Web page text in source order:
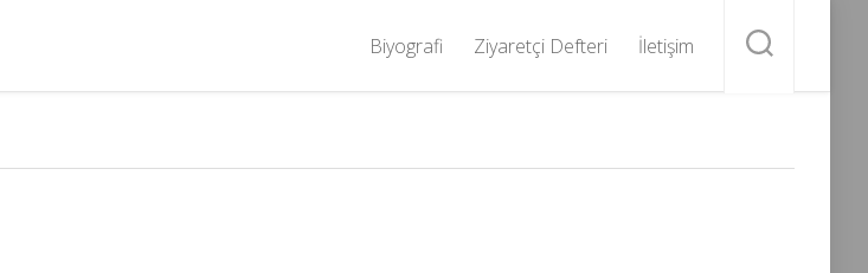
Biyografi Ziyaretçi Defteri İletişim